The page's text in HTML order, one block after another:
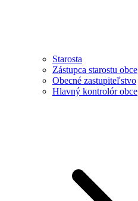
Starosta
Zástupca starostu obce
Obecné zastupiteľstvo
Hlavný kontrolór obce